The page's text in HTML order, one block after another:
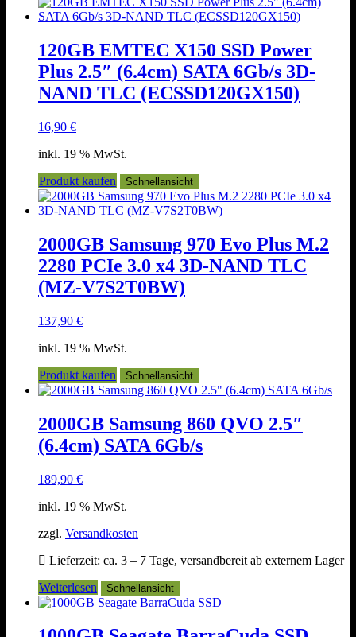
120GB EMTEC X150 SSD Power
Plus 2.5″ (6.4cm) SATA 6Gb/s 3D-
NAND TLC (ECSSD120GX150)
16,90 €
inkl. 19 % MwSt.
Produkt kaufen
Schnellansicht
2000GB Samsung 970 Evo Plus M.2
2280 PCIe 3.0 x4 3D-NAND TLC
(MZ-V7S2T0BW)
137,90 €
inkl. 19 % MwSt.
Produkt kaufen
Schnellansicht
2000GB Samsung 860 QVO 2.5″
(6.4cm) SATA 6Gb/s
189,90 €
inkl. 19 % MwSt.
zzgl. Versandkosten
Lieferzeit: ca. 3 – 7 Tage, versandbereit ab externem Lager
Weiterlesen
Schnellansicht